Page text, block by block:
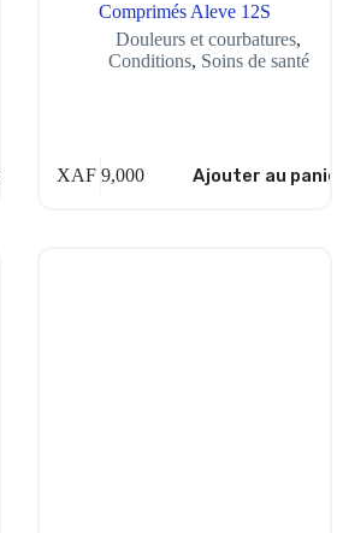
Comprimés Aleve 12S
Douleurs et courbatures,
Conditions, Soins de santé
XAF9,000 Ajouter au panier